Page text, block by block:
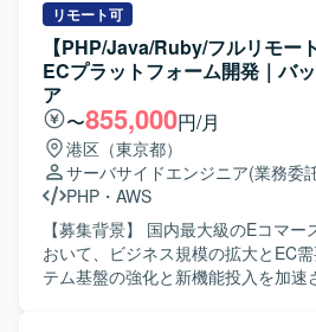
やビジョンに共感し、事業と顧客に
と考えている方を求めています。変
きに楽しみながら、自ら課題を見つ
つ解決していける方にマッチします
ながら開発プロセスを進化させるこ
ムとして成果にコミットできる方に
と考えています。 【ポジションの魅力】 少数精鋭チームで
大きなトラフィックと複雑なドメイ
接関わることができます。AIレビュ
など、AI Nativeな開発文化の最前
ができます。技術基盤の刷新や
領域にも踏み込めるため、バックエ
グをあるべき形に改善し続けていた
ては、バックエンド以外の領域の開
きます。 【求める人物像】 業務ドメインや担当者の関心事
を丁寧に理解しながら、データモデ
継続的に改善していける方を求めて
開発の経験を活かし、主体的に技術
ていただける方が望ましいです。 【ポジションの魅力】 各
種SaaSプロダクトのバックエンド
デリングやアーキテクチャ改善に深
す。 バックエンドだけでなくフロ
もチャレンジできる環境で、モダン
た開発経験を積むことができます。 【開発環境】 言語:
リモート可
【PHP/Java/Ruby/フルリモー
ECプラットフォーム開発｜バ
ア
〜855,000円/月
港区（東京都）
サーバサイドエンジニア(業務委
PHP ・ AWS
【募集背景】 国内最大級のEコマースプラットフォームに
おいて、ビジネス規模の拡大とEC
テム基盤の強化と新機能投入を加速